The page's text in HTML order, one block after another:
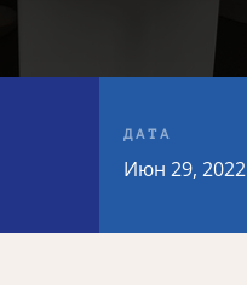
ДАТА
Июн 29, 2022